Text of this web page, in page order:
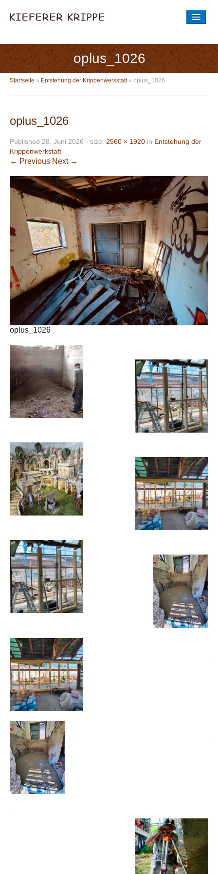
DIE GESCHICHTE
AUSSTELLUNG
BESICHTIGUNGSZEIT
AKTUELLES
Aus der Krippe
Aus der Krippenwerkstatt
oplus_1026
Startseite » Entstehung der Krippenwerkstatt» oplus_1026
oplus_1026
Published 28. Juni 2026 - size: 2560 × 1920 in Entstehung der
Krippenwerkstatt
← Previous Next →
oplus_1026